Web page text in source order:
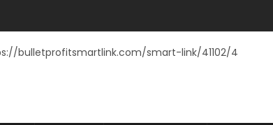
bulletprofitsmartlink.com/smart-link/41102/4